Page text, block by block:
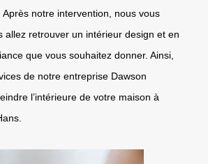
notre intervention, nous vous
allez retrouver un intérieur design et en
que vous souhaitez donner. Ainsi,
de notre entreprise Dawson
l’intérieure de votre maison à